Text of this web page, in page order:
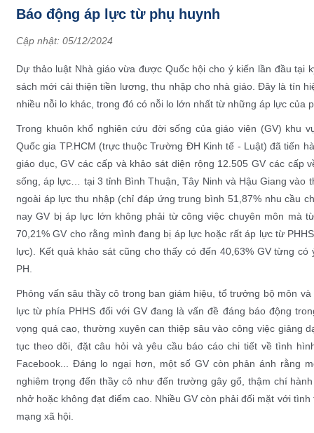
Báo động áp lực từ phụ huynh
Cập nhật: 05/12/2024
Dự thảo luật Nhà giáo vừa được Quốc hội cho ý kiến lần đầu tại
sách mới cải thiện tiền lương, thu nhập cho nhà giáo. Đây là tín
nhiều nỗi lo khác, trong đó có nỗi lo lớn nhất từ những áp lực của
Trong khuôn khổ nghiên cứu đời sống của giáo viên (GV) khu
Quốc gia TP.HCM (trực thuộc Trường ĐH Kinh tế - Luật) đã tiến
giáo dục, GV các cấp và khảo sát diện rộng 12.505 GV các cấp
sống, áp lực… tại 3 tỉnh Bình Thuận, Tây Ninh và Hậu Giang vào
ngoài áp lực thu nhập (chỉ đáp ứng trung bình 51,87% nhu cầu
nay GV bị áp lực lớn không phải từ công việc chuyên môn mà
70,21% GV cho rằng mình đang bị áp lực hoặc rất áp lực từ
lực). Kết quả khảo sát cũng cho thấy có đến 40,63% GV từng
PH.
Phỏng vấn sâu thầy cô trong ban giám hiệu, tổ trưởng bộ môn
lực từ phía PHHS đối với GV đang là vấn đề đáng báo động
vọng quá cao, thường xuyên can thiệp sâu vào công việc giảng
tục theo dõi, đặt câu hỏi và yêu cầu báo cáo chi tiết về tình
Facebook... Đáng lo ngại hơn, một số GV còn phản ánh rằng
nghiêm trọng đến thầy cô như đến trường gây gổ, thậm chí
nhở hoặc không đạt điểm cao. Nhiều GV còn phải đối mặt với
mạng xã hội.